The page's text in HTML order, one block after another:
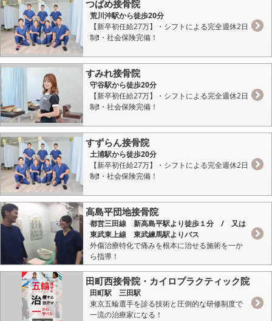
つばめ接骨院
荒川沖駅から徒歩20分
【新卒初任給27万】・シフトによる完全週休2日
制❗️・社会保険完備！
すみれ接骨院
守谷駅から徒歩20分
【新卒初任給27万】・シフトによる完全週休2日
制❗️・社会保険完備！
すずらん接骨院
土浦駅から徒歩20分
【新卒初任給27万】・シフトによる完全週休2日
制❗️・社会保険完備！
高島平団地接骨院
都営三田線 新高島平駅より徒歩１分 / 又は
東武東上線 東武練馬駅よりバス
外傷治療特化で痛みを根本に治せる施術を一か
ら指導！
田町西接骨院・カイロプラクティック院
田町駅 三田駅
東京五輪選手を診る技術と圧倒的な研修制度で
一流の治療家になる！